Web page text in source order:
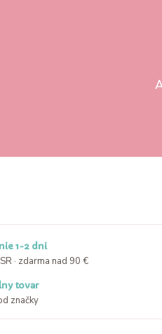
1-2 dni
· zdarma nad 90 €
tovar
značky